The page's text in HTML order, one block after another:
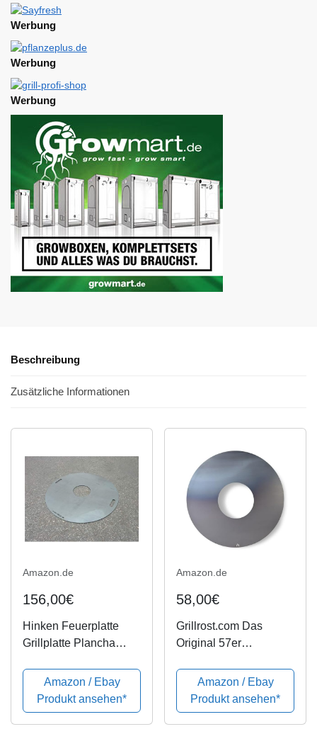
Werbung
Werbung
Werbung
Beschreibung
Zusätzliche Informationen
Amazon.de
156,00€
Hinken Feuerplatte
Grillplatte Plancha
Rundgrill Feuertonne
Amazon / Ebay
Produkt ansehen*
Amazon.de
58,00€
Grillrost.com Das
Original 57er
- Qualität Made in
Germany - für alle 57er
Kugelgrills (55cm)
Amazon / Ebay
Produkt ansehen*